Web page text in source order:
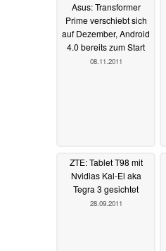
Asus: Transformer
Prime verschiebt sich
auf Dezember, Android
4.0 bereits zum Start
08.11.2011
ZTE: Tablet T98 mit
Nvidias Kal-El aka
Tegra 3 gesichtet
28.09.2011